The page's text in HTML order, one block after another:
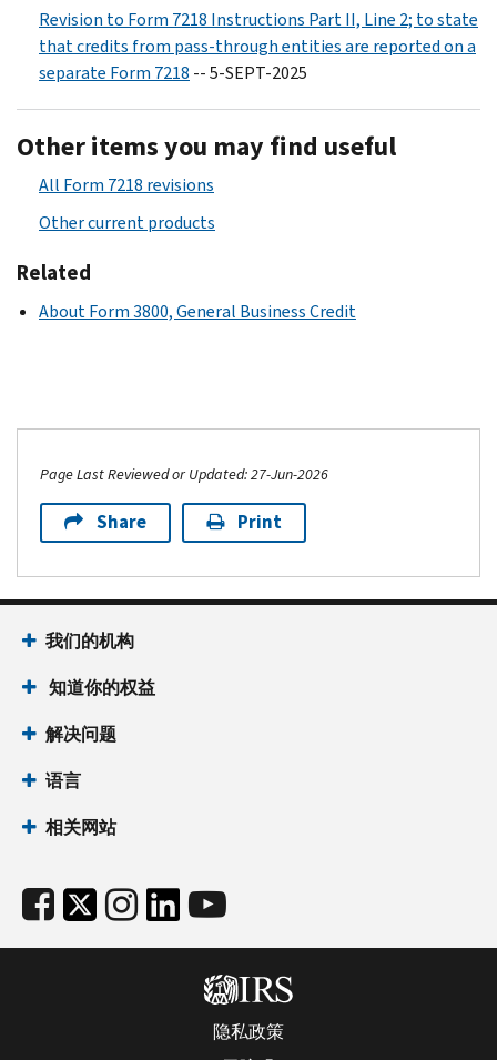
Revision to Form 7218 Instructions Part II, Line 2; to state
that credits from pass-through entities are reported on a
separate Form 7218 -- 5-SEPT-2025
Other items you may find useful
All Form 7218 revisions
Other current products
Related
About Form 3800, General Business Credit
Page Last Reviewed or Updated: 27-Jun-2026
Share Print
我们的机构
知道你的权益
解决问题
语言
相关网站
隐私政策